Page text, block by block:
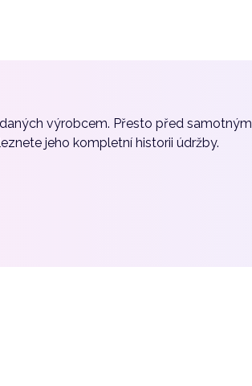
výrobcem. Přesto před samotným
jeho kompletní historii údržby.